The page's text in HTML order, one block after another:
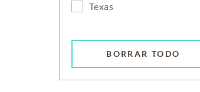
Texas
BORRAR TODO